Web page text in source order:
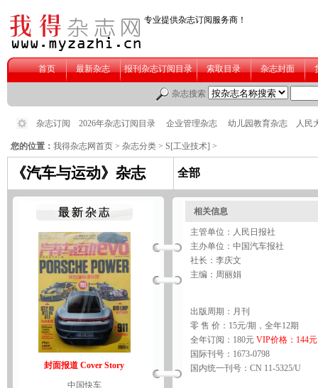
您的位置： 我得杂志网首页 > 杂志分类 > S[工业技术] >
《汽车与运动》杂志 全部
封面报道 Cover Story
中国快车
相关信息
主管单位：人民日报社
主办单位：中国汽车报社
社长：李庆文
主编：周丽娟
出版周期：月刊
零 售 价：15元/期，全年12期
全年订阅：180元 VIP价格：144元
国际刊号：1673-0798
国内统一刊号：CN 11-5325/U